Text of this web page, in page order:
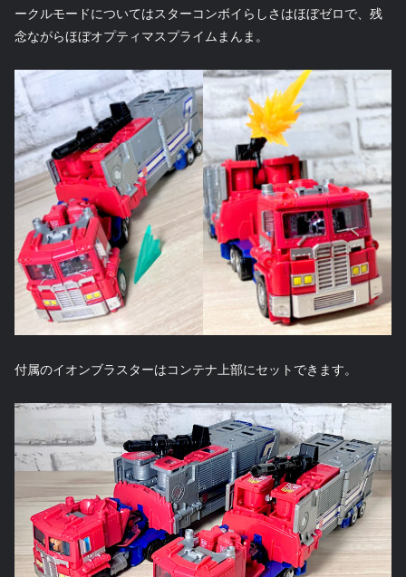
ークルモードについてはスターコンボイらしさはほぼゼロで、残
念ながらほぼオプティマスプライムまんま。
付属のイオンブラスターはコンテナ上部にセットできます。